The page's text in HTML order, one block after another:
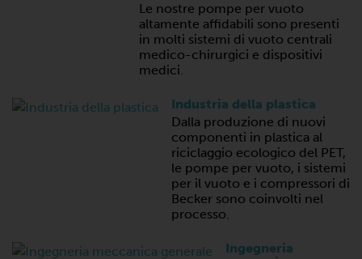
Le nostre pompe per vuoto
altamente affidabili sono presenti
in molti sistemi di vuoto centrali
medico-chirurgici e dispositivi
medici.
Industria della plastica
Dalla produzione di nuovi
componenti in plastica al
riciclaggio ecologico del PET,
le pompe per vuoto, i sistemi
per il vuoto e i compressori di
Becker sono coinvolti nel
processo.
Ingegneria